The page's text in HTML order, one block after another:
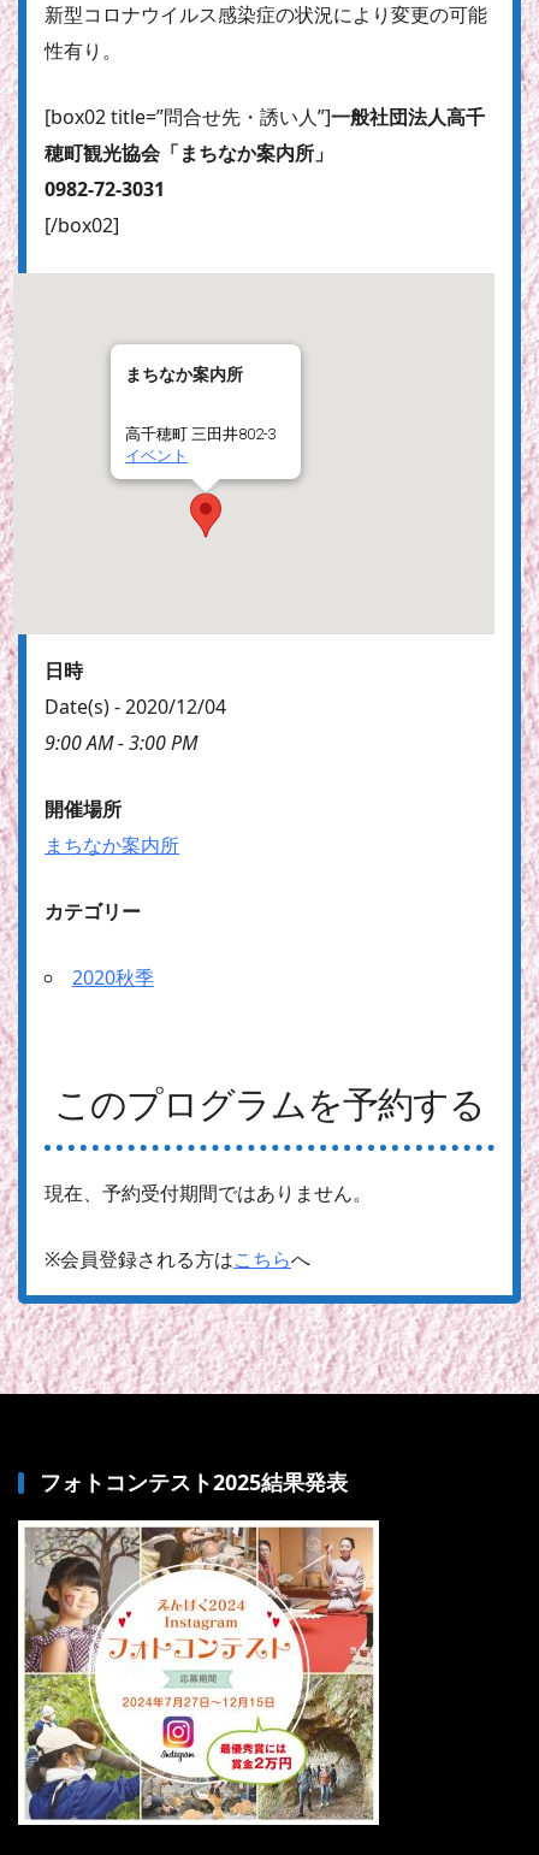
新型コロナウイルス感染症の状況により変更の可能
性有り。
[box02 title=”問合せ先・誘い人”]一般社団法人高千
穂町観光協会「まちなか案内所」
0982-72-3031
[/box02]
まちなか案内所
高千穂町 三田井802-3
イベント
日時
Date(s) - 2020/12/04
9:00 AM - 3:00 PM
開催場所
まちなか案内所
カテゴリー
2020秋季
このプログラムを予約する
現在、予約受付期間ではありません。
※会員登録される方はこちらへ
フォトコンテスト2025結果発表